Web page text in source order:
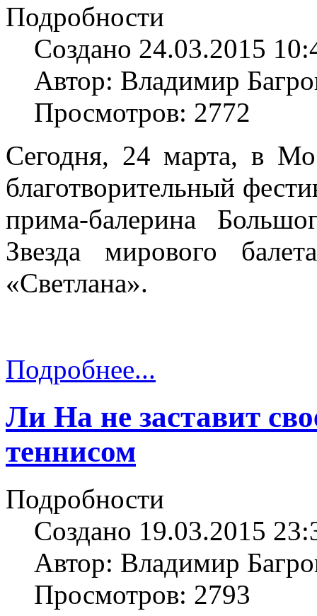
Подробности
Создано 24.03.2015
Автор: Владимир
Просмотров: 2772
Сегодня, 24 марта, в
благотворительный
прима-балерина
Звезда мирового
«Светлана».
Подробнее...
Ли На не заставит
теннисом
Подробности
Создано 19.03.2015
Автор: Владимир
Просмотров: 2793